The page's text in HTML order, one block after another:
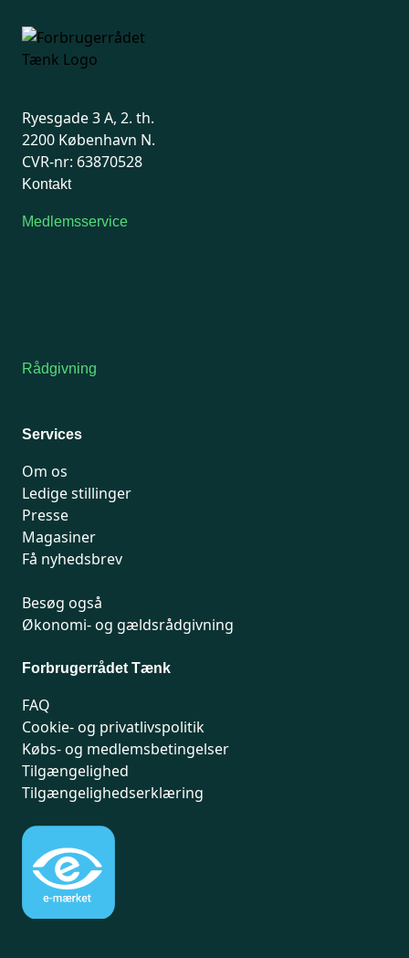
Ryesgade 3 A, 2. th.
2200 København N.
CVR-nr: 63870528
Kontakt
Medlemsservice
Rådgivning
Services
Om os
Ledige stillinger
Presse
Magasiner
Få nyhedsbrev
Besøg også
Økonomi- og gældsrådgivning
Forbrugerrådet Tænk
FAQ
Cookie- og privatlivspolitik
Købs- og medlemsbetingelser
Tilgængelighed
Tilgængelighedserklæring